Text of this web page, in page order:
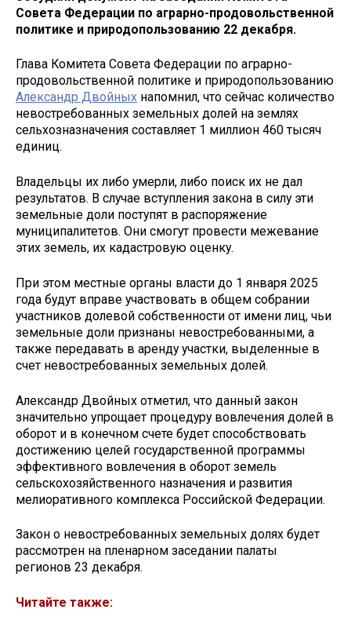
Совета Федерации по аграрно-продовольственной
политике и природопользованию 22 декабря.
Глава Комитета Совета Федерации по аграрно-
продовольственной политике и природопользованию
Александр Двойных напомнил, что сейчас количество
невостребованных земельных долей на землях
сельхозназначения составляет 1 миллион 460 тысяч
единиц.
Владельцы их либо умерли, либо поиск их не дал
результатов. В случае вступления закона в силу эти
земельные доли поступят в распоряжение
муниципалитетов. Они смогут провести межевание
этих земель, их кадастровую оценку.
При этом местные органы власти до 1 января 2025
года будут вправе участвовать в общем собрании
участников долевой собственности от имени лиц, чьи
земельные доли признаны невостребованными, а
также передавать в аренду участки, выделенные в
счет невостребованных земельных долей.
Александр Двойных отметил, что данный закон
значительно упрощает процедуру вовлечения долей в
оборот и в конечном счете будет способствовать
достижению целей государственной программы
эффективного вовлечения в оборот земель
сельскохозяйственного назначения и развития
мелиоративного комплекса Российской Федерации.
Закон о невостребованных земельных долях будет
рассмотрен на пленарном заседании палаты
регионов 23 декабря.
Читайте также: